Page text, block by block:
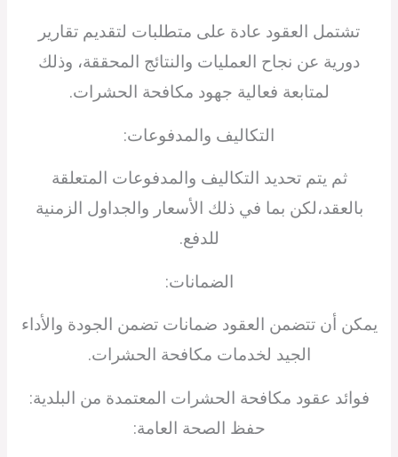
تشتمل العقود عادة على متطلبات لتقديم تقارير
دورية عن نجاح العمليات والنتائج المحققة، وذلك
لمتابعة فعالية جهود مكافحة الحشرات.
التكاليف والمدفوعات:
ثم يتم تحديد التكاليف والمدفوعات المتعلقة
بالعقد،لكن بما في ذلك الأسعار والجداول الزمنية
للدفع.
الضمانات:
يمكن أن تتضمن العقود ضمانات تضمن الجودة والأداء
الجيد لخدمات مكافحة الحشرات.
فوائد عقود مكافحة الحشرات المعتمدة من البلدية:
حفظ الصحة العامة: